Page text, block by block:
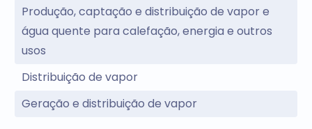
Produção, captação e distribuição de vapor e
água quente para calefação, energia e outros
usos
Distribuição de vapor
Geração e distribuição de vapor